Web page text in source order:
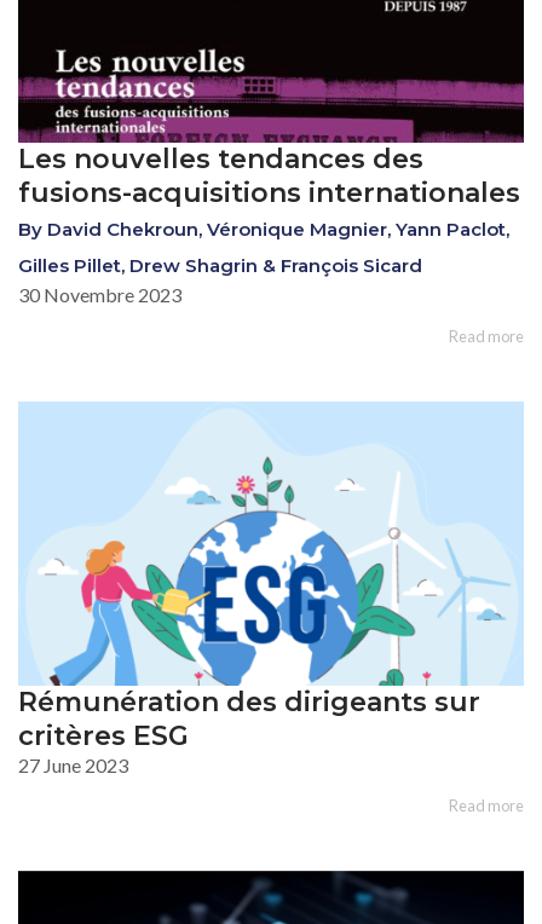
Les nouvelles tendances des
fusions-acquisitions internationales
By David Chekroun, Véronique Magnier, Yann Paclot,
Gilles Pillet, Drew Shagrin & François Sicard
30 Novembre 2023
Read more
Rémunération des dirigeants sur
critères ESG
27 June 2023
Read more